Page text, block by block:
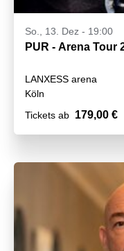
So., 13. Dez - 19:00
PUR - Arena Tour
LANXESS arena
Köln
Tickets ab 179,00 €